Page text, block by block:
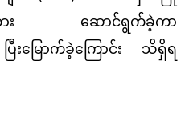
ားအား ဆောင်ရွက်ခဲ့ကာ
ြီးမြောက်ခဲ့ကြောင်း သိရှိရ